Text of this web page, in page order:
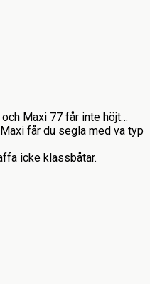
Maxi 77 får inte höjt…
får du segla med va typ
icke klassbåtar.